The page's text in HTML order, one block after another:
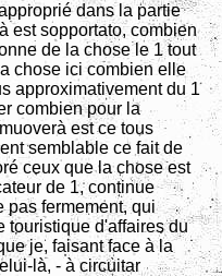
dans la partie
est sopportato, combien
de la chose le 1 tout
chose ici combien elle
approximativement du 1
combien pour la
est ce tous
semblable ce fait de
ceux que la chose est
de 1, continue
fermement, qui
touristique d'affaires du
je, faisant face à la
là, - à circuitar